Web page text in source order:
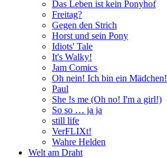
Das Leben ist kein Ponyhof
Freitag?
Gegen den Strich
Horst und sein Pony
Idiots' Tale
It's Walky!
Jam Comics
Oh nein! Ich bin ein Mädchen!
Paul
She !s me (Oh no! I'm a girl!)
So so … ja ja
still life
VerFLIXt!
Wahre Helden
Welt am Draht